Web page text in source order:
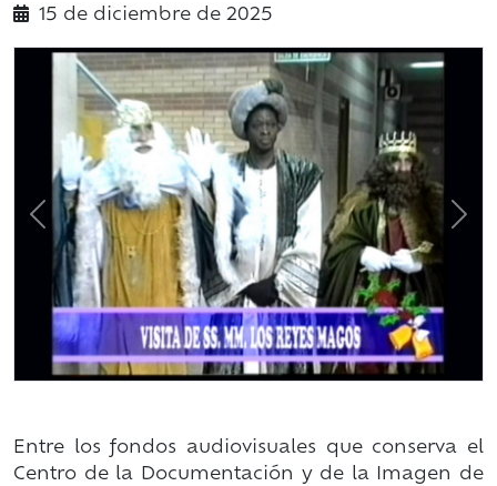
15 de diciembre de 2025
Previous
Entre los fondos audiovisuales que conserva el
Centro de la Documentación y de la Imagen de